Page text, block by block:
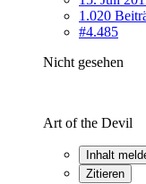
1.020
#4.485
Nicht gesehen
Art of the Devil
Inhalt
Zitieren